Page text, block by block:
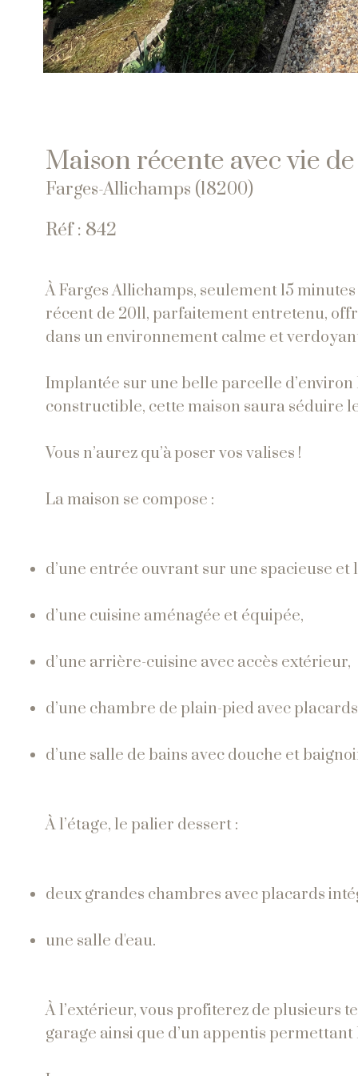
Maison récente avec vie
Farges-Allichamps (18200)
Réf : 842
À Farges Allichamps, seulement 15
récent de 2011, parfaitement entretenu,
dans un environnement calme et
Implantée sur une belle parcelle d’environ
constructible, cette maison saura séduire
Vous n’aurez qu’à poser vos valises !
La maison se compose :
d’une entrée ouvrant sur une spacieuse
d’une cuisine aménagée et équipée,
d’une arrière-cuisine avec accès extérieur,
d’une chambre de plain-pied avec
d’une salle de bains avec douche et
À l’étage, le palier dessert :
deux grandes chambres avec placards
une salle d'eau.
À l’extérieur, vous profiterez de plusieurs
garage ainsi que d’un appentis